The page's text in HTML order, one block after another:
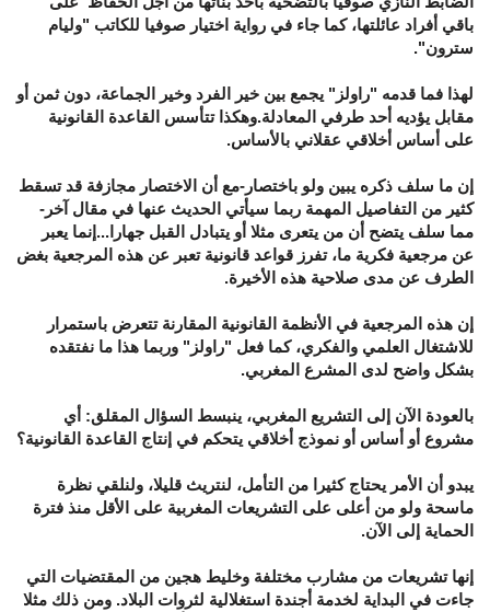
باقي أفراد عائلتها، كما جاء في رواية اختيار صوفيا للكاتب "وليام
سترون".
لهذا فما قدمه "راولز" يجمع بين خير الفرد وخير الجماعة، دون ثمن أو
مقابل يؤديه أحد طرفي المعادلة.وهكذا تتأسس القاعدة القانونية
على أساس أخلاقي عقلاني بالأساس.
إن ما سلف ذكره يبين ولو باختصار-مع أن الاختصار مجازفة قد تسقط
كثير من التفاصيل المهمة ربما سيأتي الحديث عنها في مقال آخر-
مما سلف يتضح أن من يتعرى مثلا أو يتبادل القبل جهارا...إنما يعبر
عن مرجعية فكرية ما، تفرز قواعد قانونية تعبر عن هذه المرجعية بغض
الطرف عن مدى صلاحية هذه الأخيرة.
إن هذه المرجعية في الأنظمة القانونية المقارنة تتعرض باستمرار
للاشتغال العلمي والفكري، كما فعل "راولز" وربما هذا ما نفتقده
بشكل واضح لدى المشرع المغربي.
بالعودة الآن إلى التشريع المغربي، ينبسط السؤال المقلق: أي
مشروع أو أساس أو نموذج أخلاقي يتحكم في إنتاج القاعدة القانونية؟
يبدو أن الأمر يحتاج كثيرا من التأمل، لنتريث قليلا، ولنلقي نظرة
ماسحة ولو من أعلى على التشريعات المغربية على الأقل منذ فترة
الحماية إلى الآن.
إنها تشريعات من مشارب مختلفة وخليط هجين من المقتضيات التي
جاءت في البداية لخدمة أجندة استغلالية لثروات البلاد. ومن ذلك مثلا